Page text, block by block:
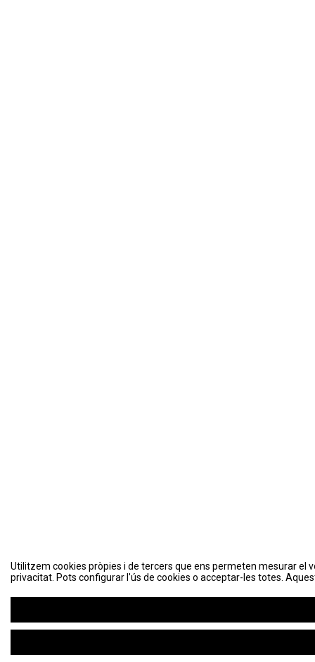
Utilitzem cookies pròpies i de tercers que ens permeten mesurar el
privacitat. Pots configurar l'ús de cookies o acceptar-les totes.
Utilitzem cookies pròpies i de tercers que ens permeten mesurar el
privacitat. Pots configurar l'ús de cookies o acceptar-les totes.